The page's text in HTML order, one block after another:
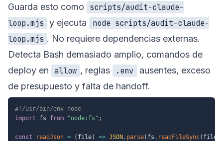
Guarda esto como
scripts/audit-claude-
loop.mjs y ejecuta
node scripts/audit-claude-
loop.mjs . No requiere dependencias externas.
Detecta Bash demasiado amplio, comandos de
deploy en allow , reglas .env
ausentes, exceso
de presupuesto y falta de handoff.
#!/usr/bin/env node
import fs from "node:fs" ;
const readJson = ( file) => JSON . parse( fs . readFileSync( file